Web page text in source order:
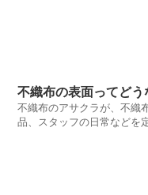
不織布の表面ってどう
不織布のアサクラが、不織
品、スタッフの日常などを